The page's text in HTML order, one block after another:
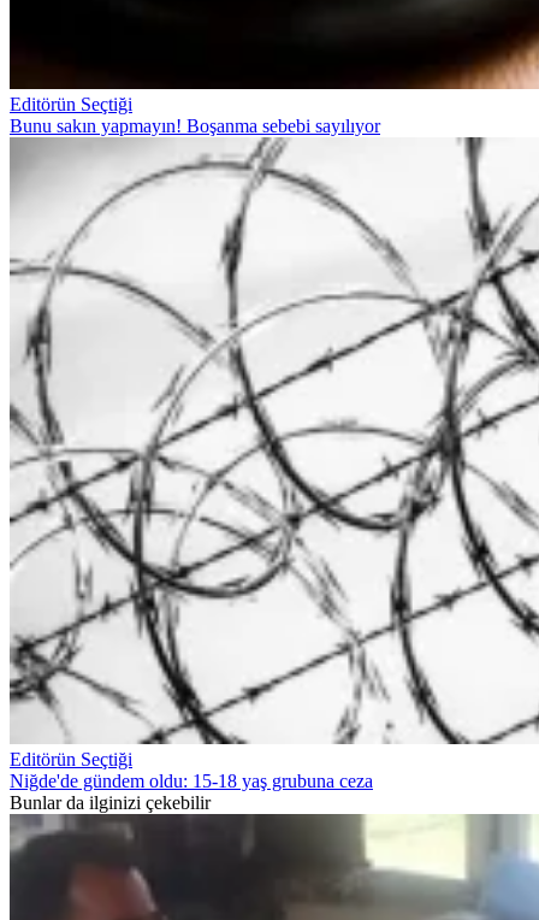
Editörün Seçtiği
Bunu sakın yapmayın! Boşanma sebebi sayılıyor
Editörün Seçtiği
Niğde'de gündem oldu: 15-18 yaş grubuna ceza
Bunlar da ilginizi çekebilir